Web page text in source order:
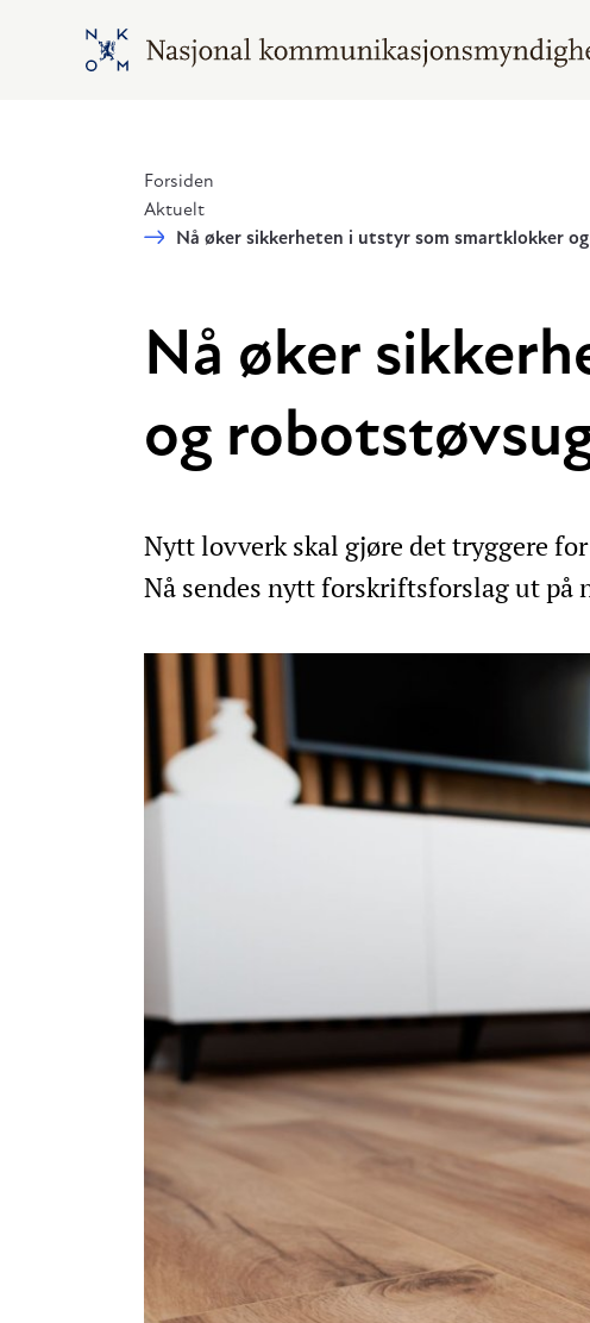
Hopp til hovedinnhold
Gå til hovedsiden
Forsiden
Aktuelt
Nå øker sikkerheten i utstyr som smartklokker
Nå øker
og
Nytt lovverk skal gjøre det tryggere
Nå sendes nytt forskriftsforslag ut på